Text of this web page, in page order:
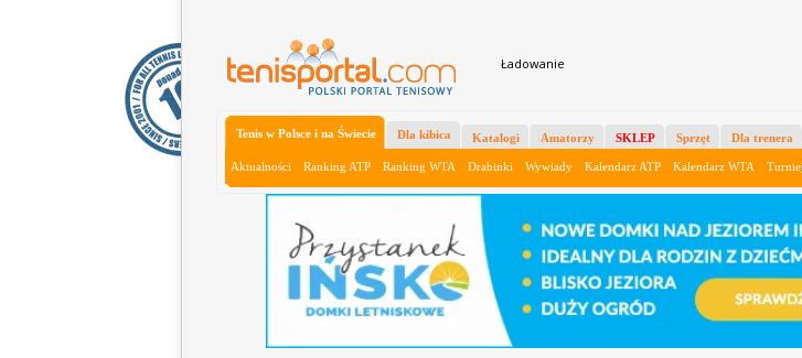
Ładowanie
Tenis w Polsce i na Świecie
Aktualności Ranking ATP Ranking WTA Drabinki Wywiady Kalendarz ATP Kalendarz WTA
Dla kibica Katalogi Amatorzy SKLEP Sprzęt Dla trenera